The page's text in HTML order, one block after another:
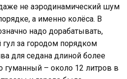
не аэродинамический шум
а именно колёса. В
надо дорабатывать,
за городом порядком
для седана длиной более
гуманный – около 12 литров в